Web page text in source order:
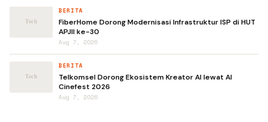
BERITA
FiberHome Dorong Modernisasi Infrastruktur ISP di HUT
APJII ke-30
Aug 7, 2026
BERITA
Telkomsel Dorong Ekosistem Kreator AI lewat AI
Cinefest 2026
Aug 7, 2026